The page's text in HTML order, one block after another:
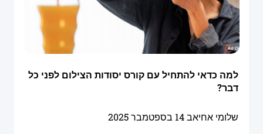
למה כדאי להתחיל עם קורס יסודות הצילום לפני כל
דבר?
שלומי אחיאב14 בספטמבר 2025